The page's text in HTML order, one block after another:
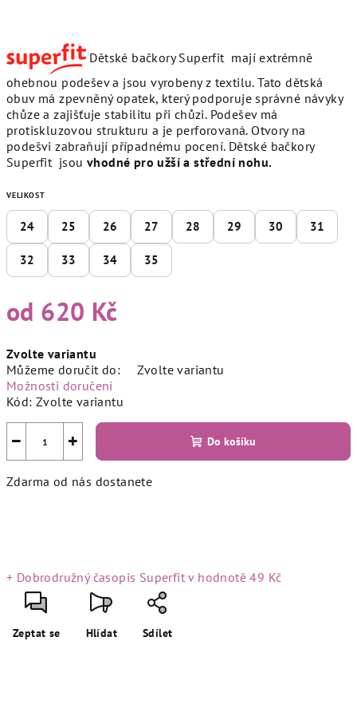
Dětské bačkory Superfit mají extrémně
ohebnou podešev a jsou vyrobeny z textilu. Tato dětská
obuv má zpevněný opatek, který podporuje správné návyky
chůze a zajišťuje stabilitu při chůzi. Podešev má
protiskluzovou strukturu a je perforovaná. Otvory na
podešvi zabraňují případnému pocení. Dětské bačkory
Superfit jsouvhodné pro užší a střední nohu.
VELIKOST
24 25 26 27 28 29 30 31
32 33 34 35
od 620 Kč
cena:
Zvolte variantu
Můžeme doručit do:
Zvolte variantu
Možnosti doručení
Kód: Zvolte variantu
+
− Do košíku
Zdarma od nás dostanete
+ Dobrodružný časopis Superfitv hodnotě 49 Kč
Zeptat se Hlídat Sdílet